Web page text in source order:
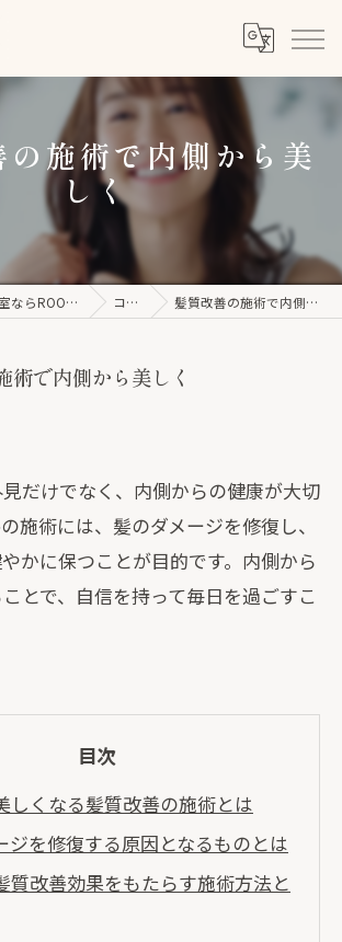
の施術で内側から美
しく
中央林間の美容室ならROOM【ルーム】 コラム 髪質改善の施術で内側から美しく
術で内側から美しく
だけでなく、内側からの健康が大切
施術には、髪のダメージを修復し、
かに保つことが目的です。内側から
とで、自信を持って毎日を過ごすこ
目次
しくなる髪質改善の施術とは
ジを修復する原因となるものとは
質改善効果をもたらす施術方法と